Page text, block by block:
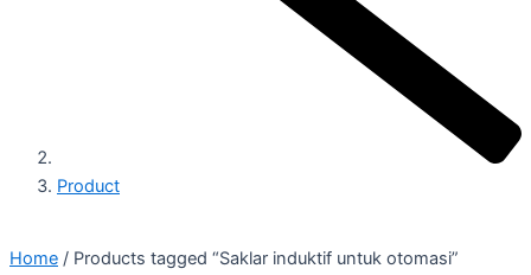
Product
Home / Products tagged “Saklar induktif untuk otomasi”